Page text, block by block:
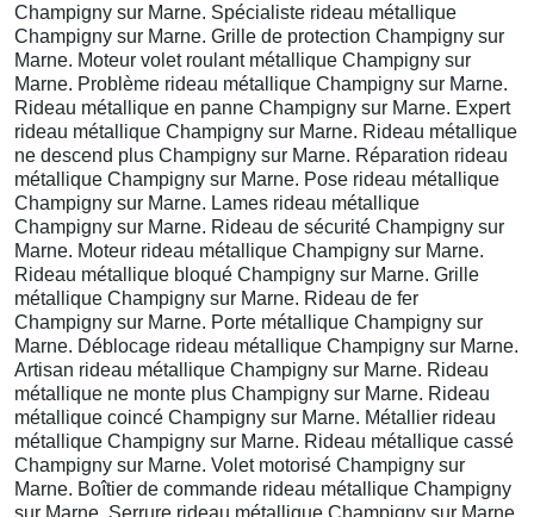
Champigny sur Marne. Spécialiste rideau métallique
Champigny sur Marne. Grille de protection Champigny sur
Marne. Moteur volet roulant métallique Champigny sur
Marne. Problème rideau métallique Champigny sur Marne.
Rideau métallique en panne Champigny sur Marne. Expert
rideau métallique Champigny sur Marne. Rideau métallique
ne descend plus Champigny sur Marne. Réparation rideau
métallique Champigny sur Marne. Pose rideau métallique
Champigny sur Marne. Lames rideau métallique
Champigny sur Marne. Rideau de sécurité Champigny sur
Marne. Moteur rideau métallique Champigny sur Marne.
Rideau métallique bloqué Champigny sur Marne. Grille
métallique Champigny sur Marne. Rideau de fer
Champigny sur Marne. Porte métallique Champigny sur
Marne. Déblocage rideau métallique Champigny sur Marne.
Artisan rideau métallique Champigny sur Marne. Rideau
métallique ne monte plus Champigny sur Marne. Rideau
métallique coincé Champigny sur Marne. Métallier rideau
métallique Champigny sur Marne. Rideau métallique cassé
Champigny sur Marne. Volet motorisé Champigny sur
Marne. Boîtier de commande rideau métallique Champigny
sur Marne. Serrure rideau métallique Champigny sur Marne.